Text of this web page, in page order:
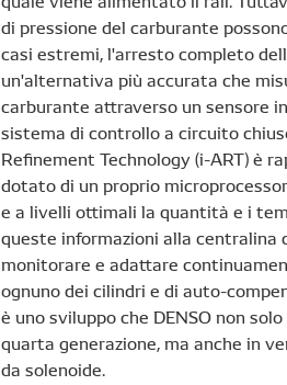
di pressione del carburante
casi estremi, l'arresto completo
un'alternativa più accurata che
carburante attraverso un sensore
sistema di controllo a circuito
Refinement Technology (i-ART) è
dotato di un proprio
e a livelli ottimali la quantità e i
queste informazioni alla centralina
monitorare e adattare
ognuno dei cilindri e di auto-
è uno sviluppo che DENSO non
quarta generazione, ma anche in
da solenoide.